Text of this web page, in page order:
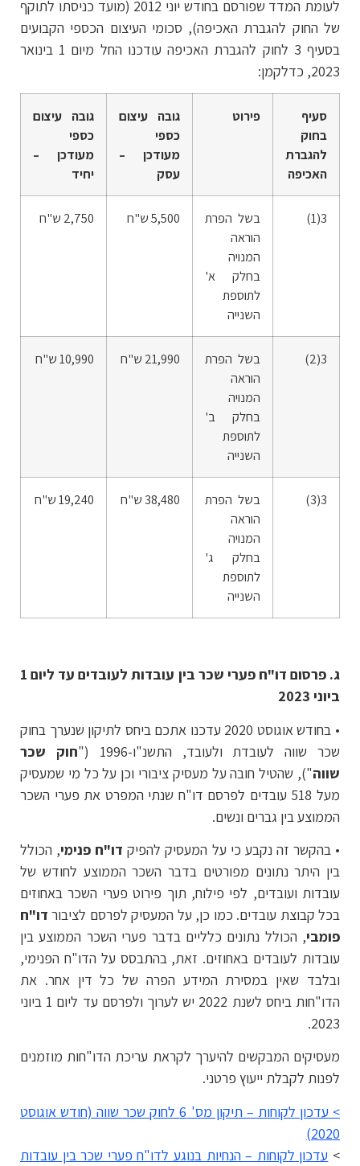
לעומת המדד שפורסם בחודש יוני 2012 (מועד כניסתו לתוקף
של החוק להגברת האכיפה), סכומי העיצום הכספי הקבועים
בסעיף 3 לחוק להגברת האכיפה עודכנו החל מיום 1 בינואר
2023, כדלקמן:
סעיף
בחוק
להגברת
האכיפה
פירוט
גובה עיצום
כספי
מעודכן –
עסק
גובה עיצום
כספי
מעודכן –
יחיד
3(1)
בשל הפרת
הוראה
המנויה
בחלק א'
לתוספת
השנייה
5,500 ש"ח 2,750 ש"ח
3(2)
בשל הפרת
הוראה
המנויה
בחלק ב'
לתוספת
השנייה
21,990 ש"ח 10,990 ש"ח
3(3)
בשל הפרת
הוראה
המנויה
בחלק ג'
לתוספת
השנייה
38,480 ש"ח 19,240 ש"ח
ג. פרסום דו"ח פערי שכר בין עובדות לעובדים עד ליום 1
ביוני 2023
• בחודש אוגוסט 2020 עדכנו אתכם ביחס לתיקון שנערך בחוק
שכר שווה לעובדת ולעובד, התשנ"ו-1996 ("
חוק שכר
שווה"), שהטיל חובה על מעסיק ציבורי וכן על כל מי שמעסיק
מעל 518 עובדים לפרסם דו"ח שנתי המפרט את פערי השכר
הממוצע בין גברים ונשים.
• בהקשר זה נקבע כי על המעסיק להפיק דו"ח פנימי, הכולל
בין היתר נתונים מפורטים בדבר השכר הממוצע לחודש של
עובדות ועובדים, לפי פילוח, תוך פירוט פערי השכר באחוזים
בכל קבוצת עובדים. כמו כן, על המעסיק לפרסם לציבור דו"ח
פומבי, הכולל נתונים כלליים בדבר פערי השכר הממוצע בין
עובדות לעובדים באחוזים. זאת, בהתבסס על הדו"ח הפנימי,
ובלבד שאין במסירת המידע הפרה של כל דין אחר. את
הדו"חות ביחס לשנת 2022 יש לערוך ולפרסם עד ליום 1 ביוני
2023.
מעסיקים המבקשים להיערך לקראת עריכת הדו"חות מוזמנים
לפנות לקבלת ייעוץ פרטני.
> עדכון לקוחות – תיקון מס' 6 לחוק שכר שווה (חודש אוגוסט
2020)
> עדכון לקוחות – הנחיות בנוגע לדו"ח פערי שכר בין עובדות